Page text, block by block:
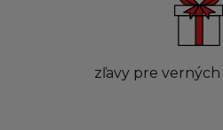
zľavy pre